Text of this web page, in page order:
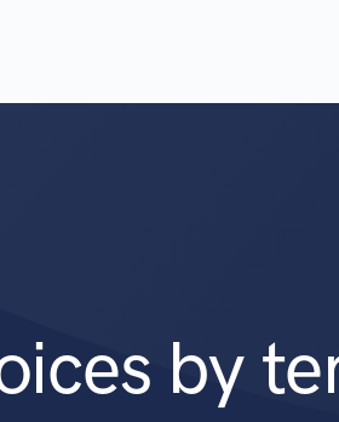
by